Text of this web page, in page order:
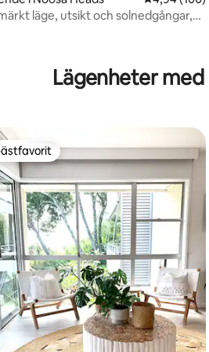
läge, utsikt och solnedgångar,
Lägenheter
betyg, 232 omdömen